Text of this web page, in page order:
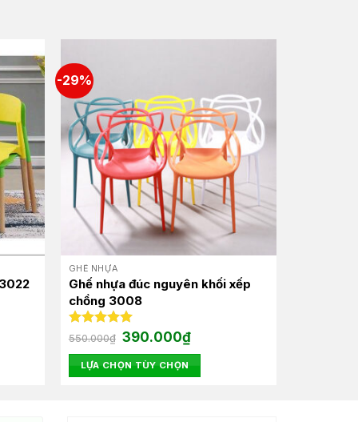
-29%
GHẾ NHỰA
Ghế nhựa đúc nguyên khối xếp
chồng 3008
Được xếp
5.00
5 sao
550.000₫ Giá
gốc
là:
550.000₫.
390.000₫Giá
hiện
tại
là:
390.000₫.
LỰA CHỌN TÙY CHỌN